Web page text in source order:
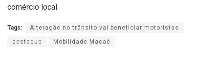
comércio local.
Tags: Alteração no trânsito vai beneficiar motoristas
destaque Mobilidade Macaé